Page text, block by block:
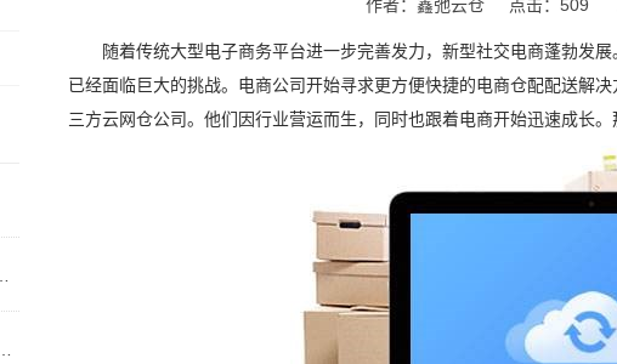
作者：鑫弛云仓 点击：509
随着传统大型电子商务平台进一步完善发力，新型社交电商蓬勃发
已经面临巨大的挑战。电商公司开始寻求更方便快捷的电商仓配配送解
三方云网仓公司。他们因行业营运而生，同时也跟着电商开始迅速成长